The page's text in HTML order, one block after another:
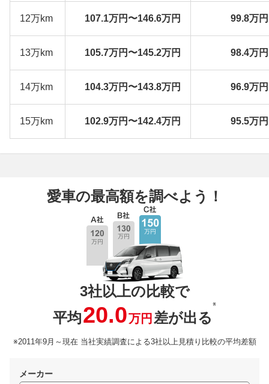
12万km 107.1万円〜146.6万円 99.8万
13万km 105.7万円〜145.2万円 98.4万
14万km 104.3万円〜143.8万円 96.9万
15万km 102.9万円〜142.4万円 95.5万
愛車の最高額を調べよう！
3社以上の比較で
平均20.0万円 差が出る
※
※2011年9月～現在 当社実績調査による3社以上見積り比較の平均差額
メーカー